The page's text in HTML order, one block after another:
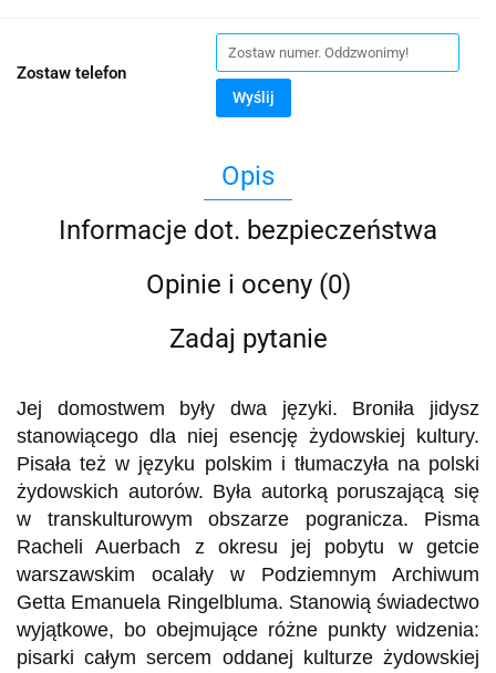
Zostaw telefon
Wyślij
Opis
Informacje dot. bezpieczeństwa
Opinie i oceny (0)
Zadaj pytanie
Jej domostwem były dwa języki. Broniła jidysz
stanowiącego dla niej esencję żydowskiej kultury.
Pisała też w języku polskim i tłumaczyła na polski
żydowskich autorów. Była autorką poruszającą się
w transkulturowym obszarze pogranicza. Pisma
Racheli Auerbach z okresu jej pobytu w getcie
warszawskim ocalały w Podziemnym Archiwum
Getta Emanuela Ringelbluma. Stanowią świadectwo
wyjątkowe, bo obejmujące różne punkty widzenia:
pisarki całym sercem oddanej kulturze żydowskiej